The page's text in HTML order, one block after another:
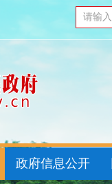
政府信息公开